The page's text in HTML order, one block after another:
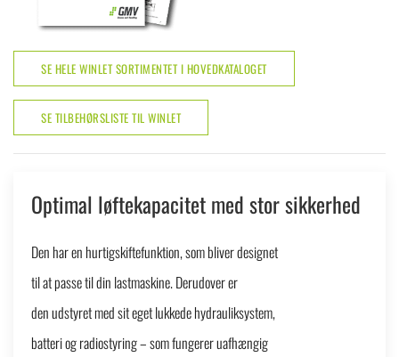
SE HELE WINLET SORTIMENTET I HOVEDKATALOGET
SE TILBEHØRSLISTE TIL WINLET
Optimal løftekapacitet med stor sikkerhed
Den har en hurtigskiftefunktion, som bliver designet
til at passe til din lastmaskine. Derudover er
den udstyret med sit eget lukkede hydrauliksystem,
batteri og radiostyring – som fungerer uafhængig